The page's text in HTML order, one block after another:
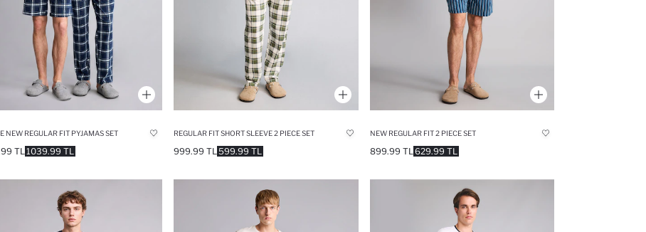
NEW REGULAR FIT PYJAMAS SET
1039.99 TL
TL
REGULAR FIT SHORT SLEEVE 2 PIECE SET
599.99 TL
999.99 TL
NEW REGULAR FIT 2 PIECE SET
629.99 TL
899.99 TL